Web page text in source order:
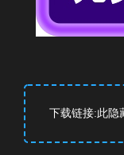
下载链接:此隐